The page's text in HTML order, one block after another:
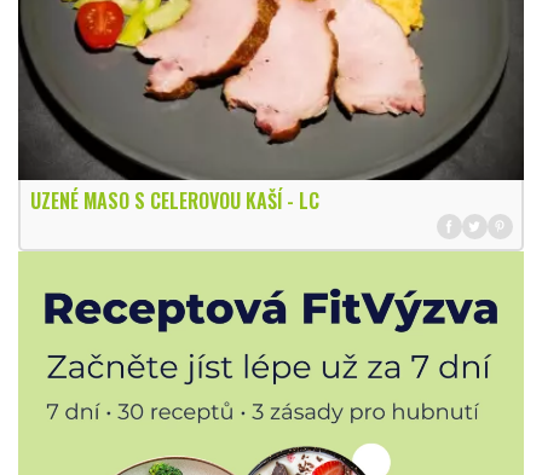
UZENÉ MASO S CELEROVOU KAŠÍ - LC